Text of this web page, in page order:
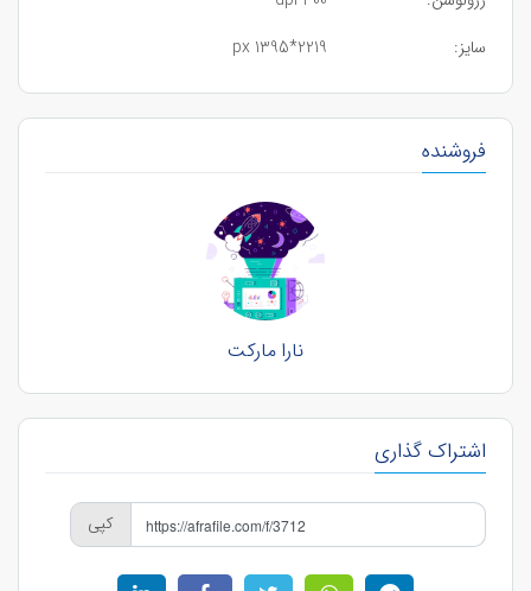
سایز:
2219*1395 px
فروشنده
نارا مارکت
اشتراک گذاری
کپی